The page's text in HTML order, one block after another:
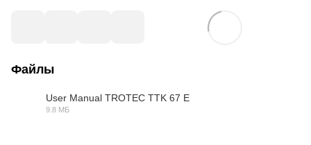
Файлы
User Manual TROTEC TTK 67 E
9.8 МБ